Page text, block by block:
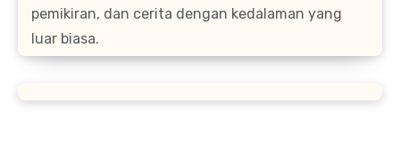
pemikiran, dan cerita dengan kedalaman yang
luar biasa.